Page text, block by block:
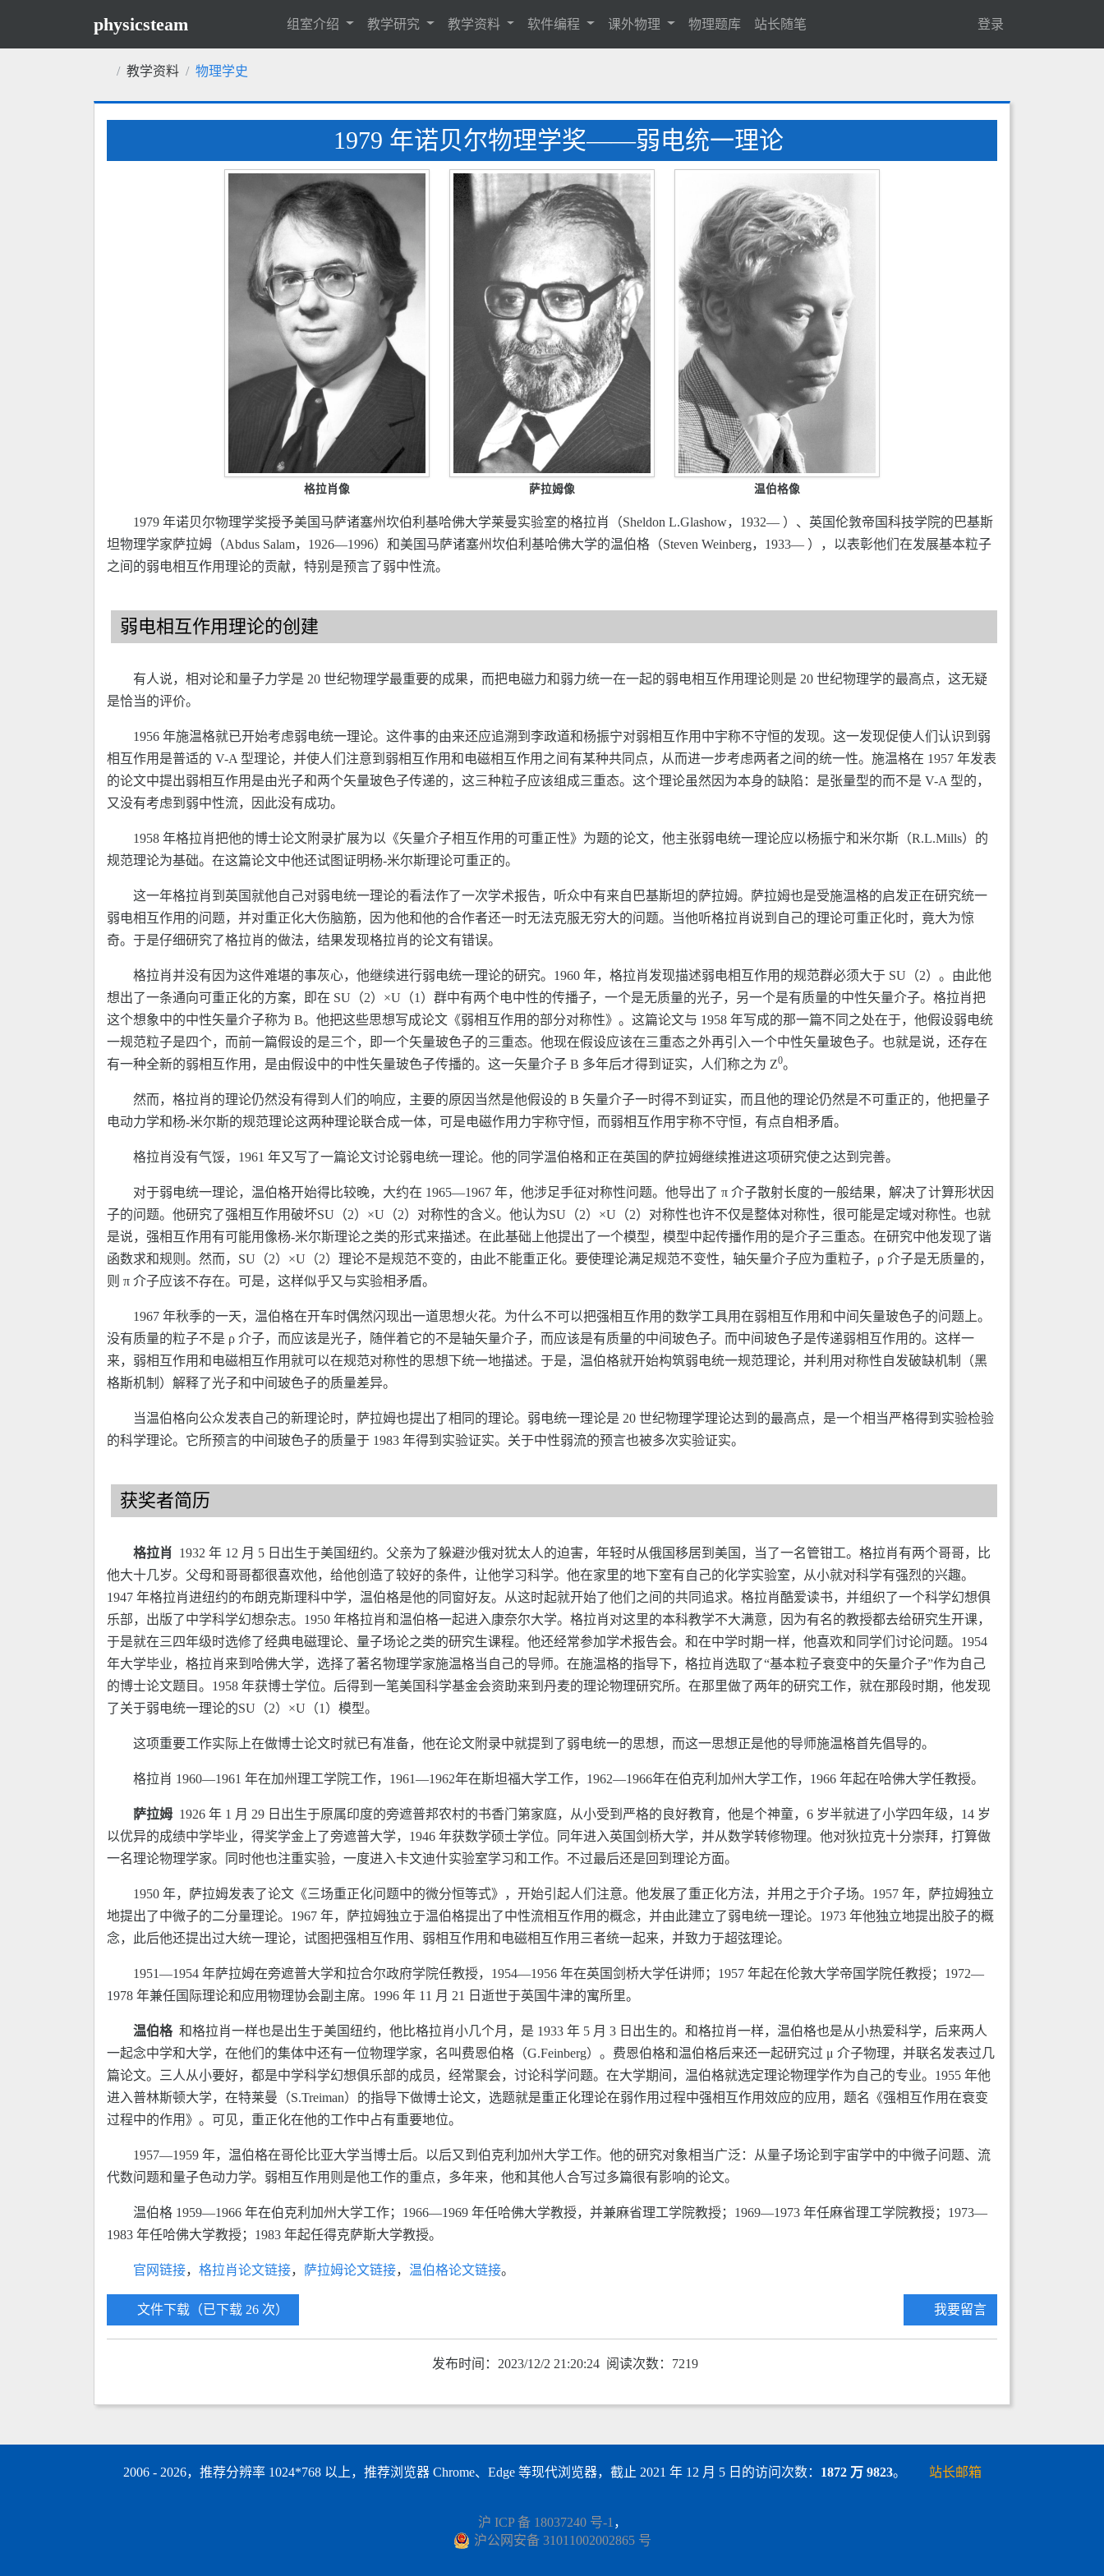
physicsteam 组室介绍 教学研究 教学资料 软件编程 课外物理 物理题库 站长随笔 登录
教学资料 物理学史
1979 年诺贝尔物理学奖——弱电统一理论
格拉肖像 萨拉姆像 温伯格像
1979 年诺贝尔物理学奖授予美国马萨诸塞州坎伯利基哈佛大学莱曼实验室的格拉肖（Sheldon L.Glashow，1932— ）、英国伦敦帝国科技学院的巴基斯
坦物理学家萨拉姆（Abdus Salam，1926—1996）和美国马萨诸塞州坎伯利基哈佛大学的温伯格（Steven Weinberg，1933— ），以表彰他们在发展基本粒子
之间的弱电相互作用理论的贡献，特别是预言了弱中性流。
弱电相互作用理论的创建
有人说，相对论和量子力学是 20 世纪物理学最重要的成果，而把电磁力和弱力统一在一起的弱电相互作用理论则是 20 世纪物理学的最高点，这无疑
是恰当的评价。
1956 年施温格就已开始考虑弱电统一理论。这件事的由来还应追溯到李政道和杨振宁对弱相互作用中宇称不守恒的发现。这一发现促使人们认识到弱
相互作用是普适的 V-A 型理论，并使人们注意到弱相互作用和电磁相互作用之间有某种共同点，从而进一步考虑两者之间的统一性。施温格在 1957 年发表
的论文中提出弱相互作用是由光子和两个矢量玻色子传递的，这三种粒子应该组成三重态。这个理论虽然因为本身的缺陷：是张量型的而不是 V-A 型的，
又没有考虑到弱中性流，因此没有成功。
1958 年格拉肖把他的博士论文附录扩展为以《矢量介子相互作用的可重正性》为题的论文，他主张弱电统一理论应以杨振宁和米尔斯（R.L.Mills）的
规范理论为基础。在这篇论文中他还试图证明杨-米尔斯理论可重正的。
这一年格拉肖到英国就他自己对弱电统一理论的看法作了一次学术报告，听众中有来自巴基斯坦的萨拉姆。萨拉姆也是受施温格的启发正在研究统一
弱电相互作用的问题，并对重正化大伤脑筋，因为他和他的合作者还一时无法克服无穷大的问题。当他听格拉肖说到自己的理论可重正化时，竟大为惊
奇。于是仔细研究了格拉肖的做法，结果发现格拉肖的论文有错误。
格拉肖并没有因为这件难堪的事灰心，他继续进行弱电统一理论的研究。1960 年，格拉肖发现描述弱电相互作用的规范群必须大于 SU（2）。由此他
想出了一条通向可重正化的方案，即在 SU（2）×U（1）群中有两个电中性的传播子，一个是无质量的光子，另一个是有质量的中性矢量介子。格拉肖把
这个想象中的中性矢量介子称为 B。他把这些思想写成论文《弱相互作用的部分对称性》。这篇论文与 1958 年写成的那一篇不同之处在于，他假设弱电统
一规范粒子是四个，而前一篇假设的是三个，即一个矢量玻色子的三重态。他现在假设应该在三重态之外再引入一个中性矢量玻色子。也就是说，还存在
有一种全新的弱相互作用，是由假设中的中性矢量玻色子传播的。这一矢量介子 B 多年后才得到证实，人们称之为 Z0。
然而，格拉肖的理论仍然没有得到人们的响应，主要的原因当然是他假设的 B 矢量介子一时得不到证实，而且他的理论仍然是不可重正的，他把量子
电动力学和杨-米尔斯的规范理论这两种理论联合成一体，可是电磁作用力宇称守恒，而弱相互作用宇称不守恒，有点自相矛盾。
格拉肖没有气馁，1961 年又写了一篇论文讨论弱电统一理论。他的同学温伯格和正在英国的萨拉姆继续推进这项研究使之达到完善。
对于弱电统一理论，温伯格开始得比较晚，大约在 1965—1967 年，他涉足手征对称性问题。他导出了 π 介子散射长度的一般结果，解决了计算形状因
子的问题。他研究了强相互作用破坏SU（2）×U（2）对称性的含义。他认为SU（2）×U（2）对称性也许不仅是整体对称性，很可能是定域对称性。也就
是说，强相互作用有可能用像杨-米尔斯理论之类的形式来描述。在此基础上他提出了一个模型，模型中起传播作用的是介子三重态。在研究中他发现了谐
函数求和规则。然而，SU（2）×U（2）理论不是规范不变的，由此不能重正化。要使理论满足规范不变性，轴矢量介子应为重粒子，ρ 介子是无质量的，
则 π 介子应该不存在。可是，这样似乎又与实验相矛盾。
1967 年秋季的一天，温伯格在开车时偶然闪现出一道思想火花。为什么不可以把强相互作用的数学工具用在弱相互作用和中间矢量玻色子的问题上。
没有质量的粒子不是 ρ 介子，而应该是光子，随伴着它的不是轴矢量介子，而应该是有质量的中间玻色子。而中间玻色子是传递弱相互作用的。这样一
来，弱相互作用和电磁相互作用就可以在规范对称性的思想下统一地描述。于是，温伯格就开始构筑弱电统一规范理论，并利用对称性自发破缺机制（黑
格斯机制）解释了光子和中间玻色子的质量差异。
当温伯格向公众发表自己的新理论时，萨拉姆也提出了相同的理论。弱电统一理论是 20 世纪物理学理论达到的最高点，是一个相当严格得到实验检验
的科学理论。它所预言的中间玻色子的质量于 1983 年得到实验证实。关于中性弱流的预言也被多次实验证实。
获奖者简历
格拉肖
1932 年 12 月 5 日出生于美国纽约。父亲为了躲避沙俄对犹太人的迫害，年轻时从俄国移居到美国，当了一名管钳工。格拉肖有两个哥哥，比
他大十几岁。父母和哥哥都很喜欢他，给他创造了较好的条件，让他学习科学。他在家里的地下室有自己的化学实验室，从小就对科学有强烈的兴趣。
1947 年格拉肖进纽约的布朗克斯理科中学，温伯格是他的同窗好友。从这时起就开始了他们之间的共同追求。格拉肖酷爱读书，并组织了一个科学幻想俱
乐部，出版了中学科学幻想杂志。1950 年格拉肖和温伯格一起进入康奈尔大学。格拉肖对这里的本科教学不大满意，因为有名的教授都去给研究生开课，
于是就在三四年级时选修了经典电磁理论、量子场论之类的研究生课程。他还经常参加学术报告会。和在中学时期一样，他喜欢和同学们讨论问题。1954
年大学毕业，格拉肖来到哈佛大学，选择了著名物理学家施温格当自己的导师。在施温格的指导下，格拉肖选取了“基本粒子衰变中的矢量介子”作为自己
的博士论文题目。1958 年获博士学位。后得到一笔美国科学基金会资助来到丹麦的理论物理研究所。在那里做了两年的研究工作，就在那段时期，他发现
了关于弱电统一理论的SU（2）×U（1）模型。
这项重要工作实际上在做博士论文时就已有准备，他在论文附录中就提到了弱电统一的思想，而这一思想正是他的导师施温格首先倡导的。
格拉肖 1960—1961 年在加州理工学院工作，1961—1962年在斯坦福大学工作，1962—1966年在伯克利加州大学工作，1966 年起在哈佛大学任教授。
萨拉姆 1926 年 1 月 29 日出生于原属印度的旁遮普邦农村的书香门第家庭，从小受到严格的良好教育，他是个神童，6 岁半就进了小学四年级，14 岁
以优异的成绩中学毕业，得奖学金上了旁遮普大学，1946 年获数学硕士学位。同年进入英国剑桥大学，并从数学转修物理。他对狄拉克十分崇拜，打算做
一名理论物理学家。同时他也注重实验，一度进入卡文迪什实验室学习和工作。不过最后还是回到理论方面。
1950 年，萨拉姆发表了论文《三场重正化问题中的微分恒等式》，开始引起人们注意。他发展了重正化方法，并用之于介子场。1957 年，萨拉姆独立
地提出了中微子的二分量理论。1967 年，萨拉姆独立于温伯格提出了中性流相互作用的概念，并由此建立了弱电统一理论。1973 年他独立地提出胶子的概
念，此后他还提出过大统一理论，试图把强相互作用、弱相互作用和电磁相互作用三者统一起来，并致力于超弦理论。
1951—1954 年萨拉姆在旁遮普大学和拉合尔政府学院任教授，1954—1956 年在英国剑桥大学任讲师；1957 年起在伦敦大学帝国学院任教授；1972—
1978 年兼任国际理论和应用物理协会副主席。1996 年 11 月 21 日逝世于英国牛津的寓所里。
温伯格和格拉肖一样也是出生于美国纽约，他比格拉肖小几个月，是 1933 年 5 月 3 日出生的。和格拉肖一样，温伯格也是从小热爱科学，后来两人
一起念中学和大学，在他们的集体中还有一位物理学家，名叫费恩伯格（G.Feinberg）。费恩伯格和温伯格后来还一起研究过 μ 介子物理，并联名发表过几
篇论文。三人从小要好，都是中学科学幻想俱乐部的成员，经常聚会，讨论科学问题。在大学期间，温伯格就选定理论物理学作为自己的专业。1955 年他
进入普林斯顿大学，在特莱曼（S.Treiman）的指导下做博士论文，选题就是重正化理论在弱作用过程中强相互作用效应的应用，题名《强相互作用在衰变
过程中的作用》。可见，重正化在他的工作中占有重要地位。
1957—1959 年，温伯格在哥伦比亚大学当博士后。以后又到伯克利加州大学工作。他的研究对象相当广泛：从量子场论到宇宙学中的中微子问题、流
代数问题和量子色动力学。弱相互作用则是他工作的重点，多年来，他和其他人合写过多篇很有影响的论文。
温伯格 1959—1966 年在伯克利加州大学工作；1966—1969 年任哈佛大学教授，并兼麻省理工学院教授；1969—1973 年任麻省理工学院教授；1973—
1983 年任哈佛大学教授；1983 年起任得克萨斯大学教授。
官网链接， 格拉肖论文链接， 萨拉姆论文链接， 温伯格论文链接。
文件下载（已下载 26 次） 我要留言
发布时间：2023/12/2 21:20:24 阅读次数：7219
2006 - 2026，推荐分辨率 1024*768 以上，推荐浏览器 Chrome、Edge 等现代浏览器，截止 2021 年 12 月 5 日的访问次数： 1872 万 9823。 站长邮箱
沪 ICP 备 18037240 号-1 ，
沪公网安备 31011002002865 号